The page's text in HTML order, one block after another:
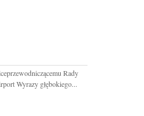
Rady
Wyrazy głębokiego...